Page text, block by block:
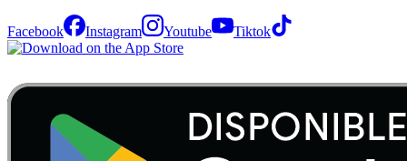
Facebook Instagram Youtube Tiktok